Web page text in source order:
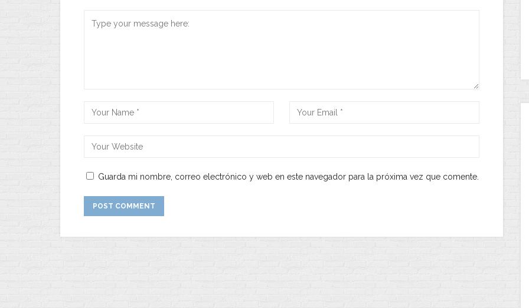
Guarda mi nombre, correo electrónico y web en este navegador para la próxima vez que comente.